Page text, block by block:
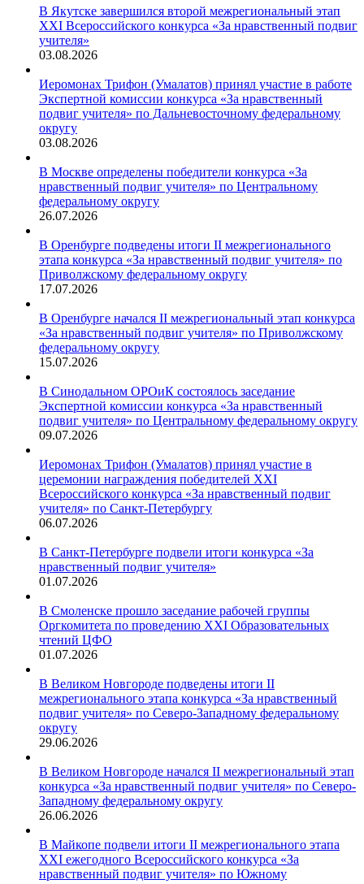
В Якутске завершился второй межрегиональный этап
XXI Всероссийского конкурса «За нравственный подвиг
учителя»
03.08.2026
Иеромонах Трифон (Умалатов) принял участие в работе
Экспертной комиссии конкурса «За нравственный
подвиг учителя» по Дальневосточному федеральному
округу
03.08.2026
В Москве определены победители конкурса «За
нравственный подвиг учителя» по Центральному
федеральному округу
26.07.2026
В Оренбурге подведены итоги II межрегионального
этапа конкурса «За нравственный подвиг учителя» по
Приволжскому федеральному округу
17.07.2026
В Оренбурге начался II межрегиональный этап конкурса
«За нравственный подвиг учителя» по Приволжскому
федеральному округу
15.07.2026
В Синодальном ОРОиК состоялось заседание
Экспертной комиссии конкурса «За нравственный
подвиг учителя» по Центральному федеральному округу
09.07.2026
Иеромонах Трифон (Умалатов) принял участие в
церемонии награждения победителей XXI
Всероссийского конкурса «За нравственный подвиг
учителя» по Санкт-Петербургу
06.07.2026
В Санкт-Петербурге подвели итоги конкурса «За
нравственный подвиг учителя»
01.07.2026
В Смоленске прошло заседание рабочей группы
Оргкомитета по проведению XXI Образовательных
чтений ЦФО
01.07.2026
В Великом Новгороде подведены итоги II
межрегионального этапа конкурса «За нравственный
подвиг учителя» по Северо-Западному федеральному
округу
29.06.2026
В Великом Новгороде начался II межрегиональный этап
конкурса «За нравственный подвиг учителя» по Северо-
Западному федеральному округу
26.06.2026
В Майкопе подвели итоги II межрегионального этапа
XXI ежегодного Всероссийского конкурса «За
нравственный подвиг учителя» по Южному